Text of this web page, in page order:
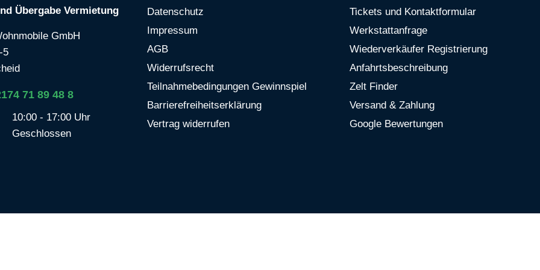
Übergabe Vermietung
GmbH
5
71 89 48 8
10:00 - 17:00 Uhr
Geschlossen
Datenschutz
Impressum
AGB
Widerrufsrecht
Teilnahmebedingungen Gewinnspiel
Barrierefreiheitserklärung
Vertrag widerrufen
Tickets und Kontaktformular
Werkstattanfrage
Wiederverkäufer Registrierung
Anfahrtsbeschreibung
Zelt Finder
Versand & Zahlung
Google Bewertungen